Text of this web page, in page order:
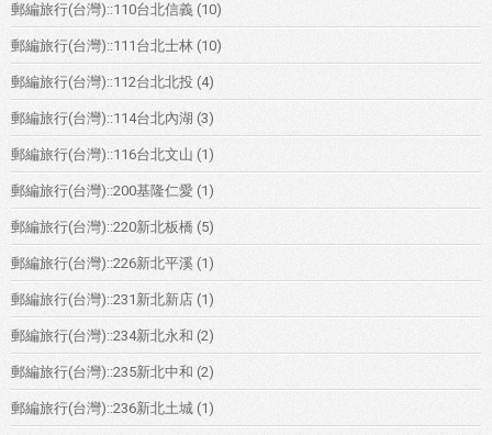
郵編旅行(台灣)::110台北信義 (10)
郵編旅行(台灣)::111台北士林 (10)
郵編旅行(台灣)::112台北北投 (4)
郵編旅行(台灣)::114台北內湖 (3)
郵編旅行(台灣)::116台北文山 (1)
郵編旅行(台灣)::200基隆仁愛 (1)
郵編旅行(台灣)::220新北板橋 (5)
郵編旅行(台灣)::226新北平溪 (1)
郵編旅行(台灣)::231新北新店 (1)
郵編旅行(台灣)::234新北永和 (2)
郵編旅行(台灣)::235新北中和 (2)
郵編旅行(台灣)::236新北土城 (1)